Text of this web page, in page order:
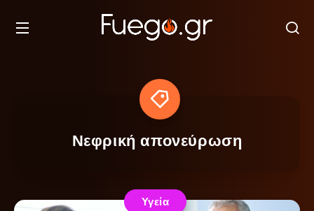
Νεφρική απονεύρωση
Υγεία